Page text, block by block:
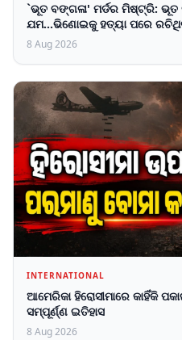
`ଭୂତ ବଙ୍ଗଳା' ମର୍ଡର ମିଷ୍ଟ୍ରି: ଭୂତ
ଯମ...ଭିଣୋଇକୁ ହତ୍ୟା ପରେ
8 Aug 2026
INTERNATIONAL
ଆମେରିକା ହିରୋସୀମାରେ କାହିଁକି
ସମ୍ପୂର୍ଣ୍ଣ ଇତିହାସ
8 Aug 2026